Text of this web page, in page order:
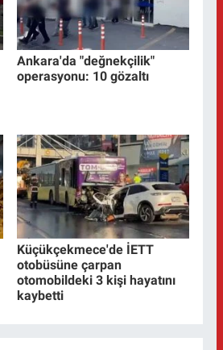
Ankara'da "değnekçilik"
operasyonu: 10 gözaltı
Küçükçekmece'de İETT
otobüsüne çarpan
otomobildeki 3 kişi hayatını
kaybetti